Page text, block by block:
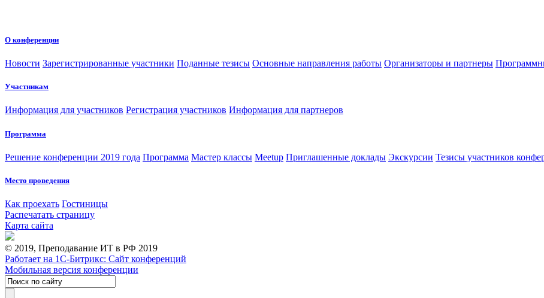
О конференции
Новости Зарегистрированные участники Поданные тезисы Основные направления работы Организаторы и партнеры
Участникам
Информация для участников Регистрация участников Информация для партнеров
Программа
Решение конференции 2019 года Программа Мастер классы Meetup Приглашенные доклады Экскурсии Тезисы участников
Место проведения
Как проехать Гостиницы
Распечатать страницу
Карта сайта
© 2019, Преподавание ИТ в РФ 2019
Работает на 1С-Битрикс: Сайт конференций
Мобильная версия конференции